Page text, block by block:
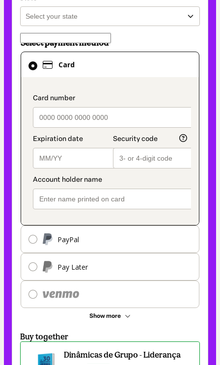
Select payment method
Card
payment_data.section_title_v2
PayPal
Pay Later
Show more
Card
selected
method
Buy together
Dinâmicas de Grupo - Liderança